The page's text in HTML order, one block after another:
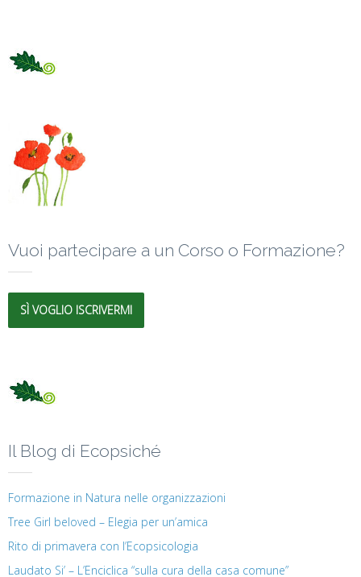
Vuoi partecipare a un Corso o Formazione?
SÌ VOGLIO ISCRIVERMI
Il Blog di Ecopsiché
Formazione in Natura nelle organizzazioni
Tree Girl beloved – Elegia per un’amica
Rito di primavera con l’Ecopsicologia
Laudato Si’ – L’Enciclica “sulla cura della casa comune”